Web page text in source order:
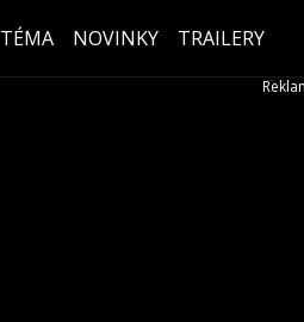
TÉMA NOVINKY TRAILERY